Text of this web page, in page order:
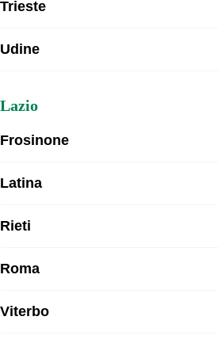
Trieste
Udine
Lazio
Frosinone
Latina
Rieti
Roma
Viterbo